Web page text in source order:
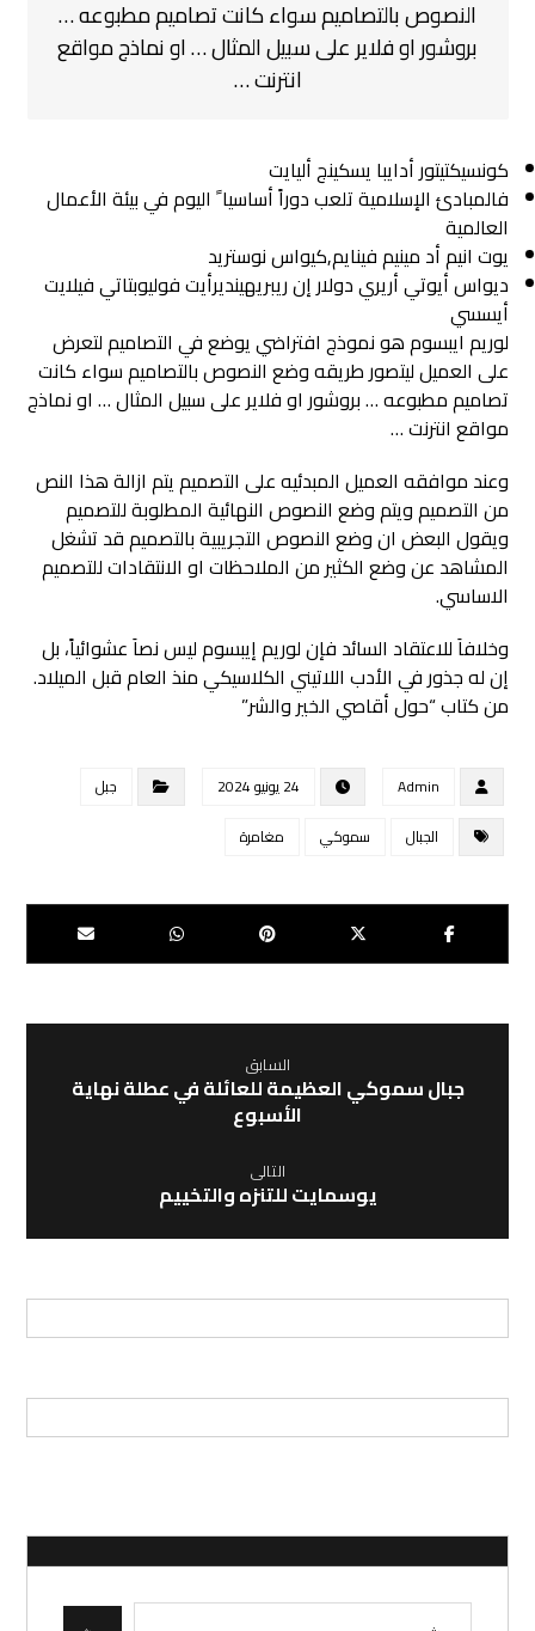
النصوص بالتصاميم سواء كانت تصاميم مطبوعه …
بروشور او فلاير على سبيل المثال … او نماذج مواقع
انترنت …
كونسيكتيتور أدايبا يسكينج أليايت
فالمبادئ الإسلامية تلعب دوراً أساسيا ً اليوم في بيئة الأعمال
العالمية
يوت انيم أد مينيم فينايم,كيواس نوستريد
ديواس أيوتي أريري دولار إن ريبريهينديرأيت فوليوبتاتي فيلايت
أيسسي
لوريم ايبسوم هو نموذج افتراضي يوضع في التصاميم لتعرض
على العميل ليتصور طريقه وضع النصوص بالتصاميم سواء كانت
تصاميم مطبوعه … بروشور او فلاير على سبيل المثال … او نماذج
مواقع انترنت …
وعند موافقه العميل المبدئيه على التصميم يتم ازالة هذا النص
من التصميم ويتم وضع النصوص النهائية المطلوبة للتصميم
ويقول البعض ان وضع النصوص التجريبية بالتصميم قد تشغل
المشاهد عن وضع الكثير من الملاحظات او الانتقادات للتصميم
الاساسي.
وخلافاَ للاعتقاد السائد فإن لوريم إيبسوم ليس نصاَ عشوائياً، بل
إن له جذور في الأدب اللاتيني الكلاسيكي منذ العام قبل الميلاد.
من كتاب “حول أقاصي الخير والشر”
Admin 24 يونيو 2024
جبل
الجبال
سموكي مغامرة
السابق
جبال سموكي العظيمة للعائلة في عطلة نهاية
الأسبوع
التالى
يوسمايت للتنزه والتخييم